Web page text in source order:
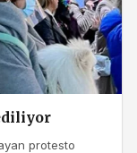
protesto